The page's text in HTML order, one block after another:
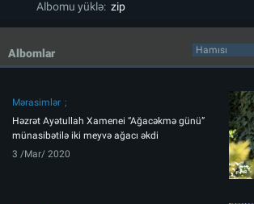
Albomu yüklə: zip
Albomlar
Mərasimlər
Həzrət Ayətullah Xamenei “Ağacəkmə günü”
münasibətilə iki meyvə ağacı əkdi
3 /Mar/ 2020